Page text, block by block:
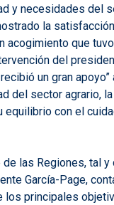
y necesidades del
la
acogimiento que
del
un gran
del sector agrario,
equilibrio con el
de las Regiones, tal y
García-Page,
los principales